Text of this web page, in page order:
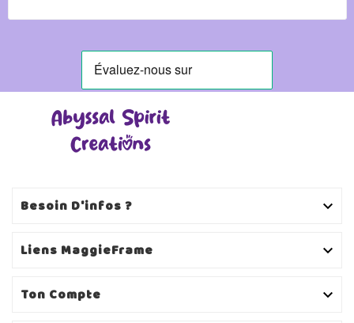
Besoin D'infos ? 
Liens MaggieFrame 
Ton Compte 